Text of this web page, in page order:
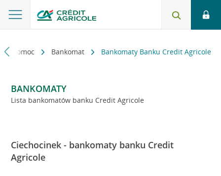
i pomoc Bankomat Bankomaty Banku Credit Agricole
BANKOMATY
Lista bankomatów banku Credit Agricole
Ciechocinek - bankomaty banku Credit
Agricole